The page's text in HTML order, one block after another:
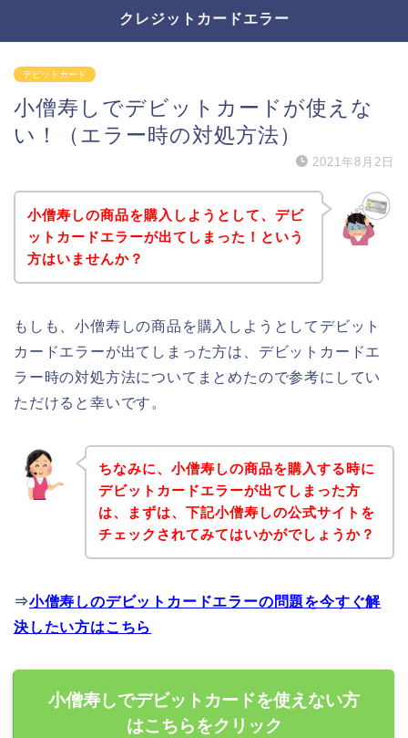
クレジットカードエラー
デビットカード
小僧寿しでデビットカードが使えな
い！（エラー時の対処方法）
2021年8月2日
小僧寿しの商品を購入しようとして、デビ
ットカードエラーが出てしまった！という
方はいませんか？
もしも、小僧寿しの商品を購入しようとしてデビット
カードエラーが出てしまった方は、デビットカードエ
ラー時の対処方法についてまとめたので参考にしてい
ただけると幸いです。
ちなみに、小僧寿しの商品を購入する時に
デビットカードエラーが出てしまった方
は、まずは、下記小僧寿しの公式サイトを
チェックされてみてはいかがでしょうか？
⇒小僧寿しのデビットカードエラーの問題を今すぐ解
決したい方はこちら
小僧寿しでデビットカードを使えない方
はこちらをクリック